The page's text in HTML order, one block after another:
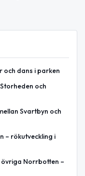
och dans i parken
och
Svartbyn och
– rökutveckling i
Norrbotten –